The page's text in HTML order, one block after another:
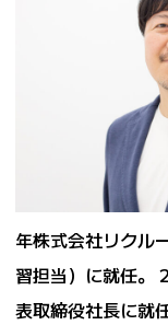
年株式会社リクル
習担当）に就任。
表取締役社長に就